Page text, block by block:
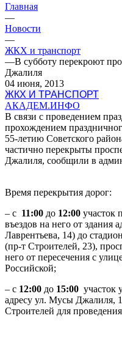
Главная
—
Новости
—
ЖКХ и транспорт
—В субботу перекроют
Джалиля
04 июня, 2013
ЖКХ И ТРАНСПОРТ
АКАДЕМ.ИНФО
В связи с проведением
прохождением
55-летию Советского
частично перекрыты
Джалиля, сообщили в
Время перекрытия дорог:
– с 11:00 до 12:00 участок
въездов на него от здания
Лаврентьева, 14) до
(пр-т Строителей, 23),
него от пересечения с
Российской;
– с 12:00 до 15:00 участок
адресу ул. Мусы Джалиля,
Строителей для